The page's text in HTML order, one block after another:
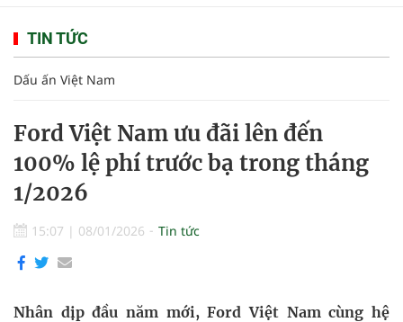
TIN TỨC
Dấu ấn Việt Nam
Ford Việt Nam ưu đãi lên đến
100% lệ phí trước bạ trong tháng
1/2026
15:07 | 08/01/2026 Tin tức
Nhân dịp đầu năm mới, Ford Việt Nam cùng hệ